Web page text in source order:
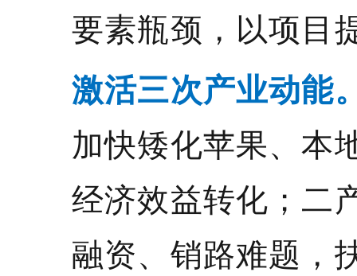
要素瓶颈，以项目
激活三次产业动能
加快矮化苹果、本
经济效益转化；二
融资、销路难题，